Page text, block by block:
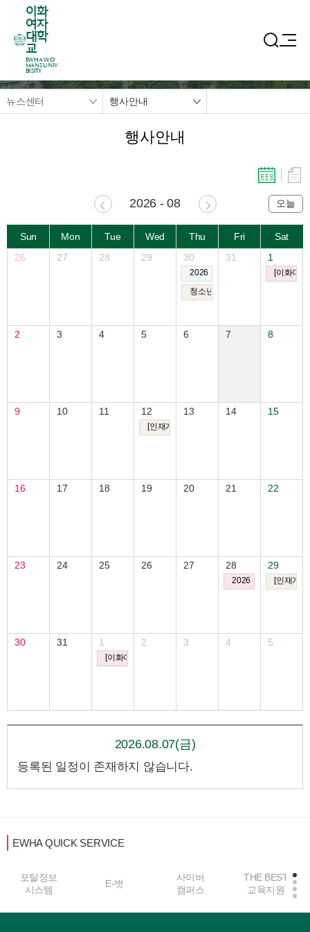
이화
여자
대학
교
EWHA WO
MANS UNIV
ERSITY
뉴스센터 행사안내
행사안내
오늘
2026 - 08
Sun Mon Tue Wed Thu Fri
Sat
26
27 28 29 30 31 1
2026 이화과학페스티벌[이화여
청소년과 일반인을 위한 이화여
2 3 4 5 6 7 8
9 10 11 12 13 14 15
[인재개발원] 취트키 밋업: 금융감독원 선배
16 17 18 19 20 21 22
23 24 25 26 27 28 29
2026 한국여성연구
[인재개
30 31 1 2 3 4 5
[이화여자대학교 한국여성연구원] 제7회 이화-현우 여성
2026.08.07(금)
등록된 일정이 존재하지 않습니다.
EWHA QUICK SERVICE
포탈정보
시스템
E-벗
사이버
캠퍼스
THE BEST
교육지원